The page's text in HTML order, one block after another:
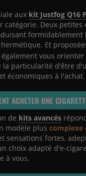
aux kit Justfog Q16
catégorie. Deux
formidablement
Et
également vous
la particularité d'être
économiques à l'achat.
ACHETER UNE
de kits avancés
modèle pluscomplexe
sensations fortes,
choix adapté d'e-
à vous.